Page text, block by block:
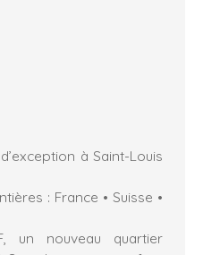
à Saint-Louis
: France • Suisse •
un nouveau quartier